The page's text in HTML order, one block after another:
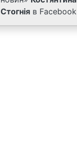
Стогнія в Facebook